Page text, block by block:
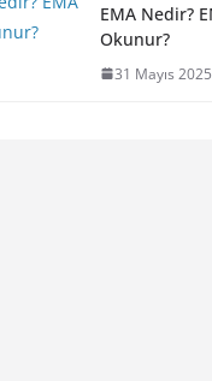
EMA Nedir?
Okunur?
31 Mayıs 2025